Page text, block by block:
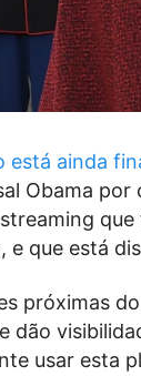
está ainda
Obama
e que está
próximas
dão
usar esta